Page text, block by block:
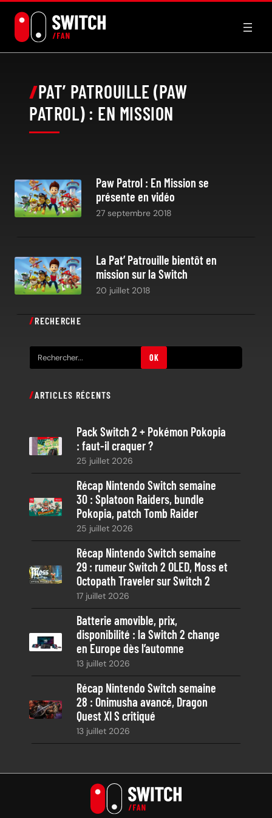
contenu
PAT’ PATROUILLE (PAW
PATROL) : EN MISSION
Paw Patrol : En Mission se
présente en vidéo
27 septembre 2018
La Pat’ Patrouille bientôt en
mission sur la Switch
20 juillet 2018
RECHERCHE
e
h
OK
ARTICLES RÉCENTS
Pack Switch 2 + Pokémon Pokopia
: faut-il craquer ?
25 juillet 2026
Récap Nintendo Switch semaine
30 : Splatoon Raiders, bundle
Pokopia, patch Tomb Raider
25 juillet 2026
Récap Nintendo Switch semaine
29 : rumeur Switch 2 OLED, Moss et
Octopath Traveler sur Switch 2
17 juillet 2026
Batterie amovible, prix,
disponibilité : la Switch 2 change
en Europe dès l’automne
13 juillet 2026
Récap Nintendo Switch semaine
28 : Onimusha avancé, Dragon
Quest XI S critiqué
13 juillet 2026